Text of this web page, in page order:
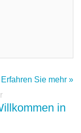
Erfahren Sie mehr »
in